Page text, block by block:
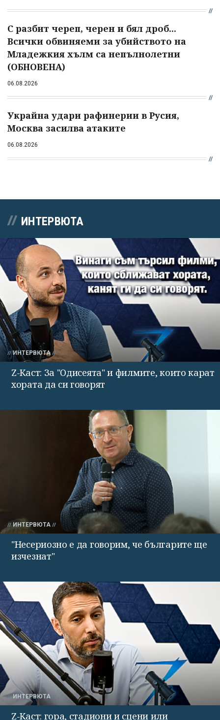
С разбит череп, черен и бял дроб...
Всички обвиняеми за убийството на
Младежкия хълм са непълнолетни
(ОБНОВЕНА)
06.08.2026
Украйна удари рафинерии в Русия,
Москва засилва атаките
06.08.2026
ИНТЕРВЮТА
ИНТЕРВЮТА
Z-Каст: За "Одисеята" и филмите, които карат
хората да си говорят
ИНТЕРВЮТА
"Несериозно е да говорим, че българите ще
изчезнат"
ИНТЕРВЮТА
Z-Каст: гора, стадиони и сцени или